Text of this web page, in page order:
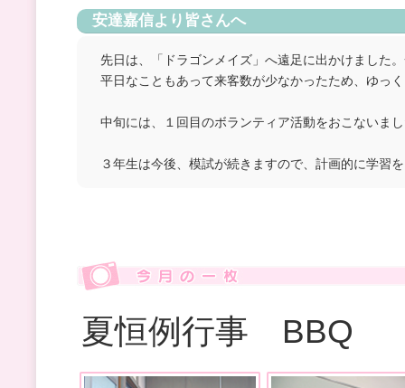
安達嘉信より皆さんへ
先日は、「ドラゴンメイズ」へ遠足に出かけました
平日なこともあって来客数が少なかったため、ゆっ
中旬には、１回目のボランティア活動をおこないま
３年生は今後、模試が続きますので、計画的に学習
夏恒例行事 BBQ